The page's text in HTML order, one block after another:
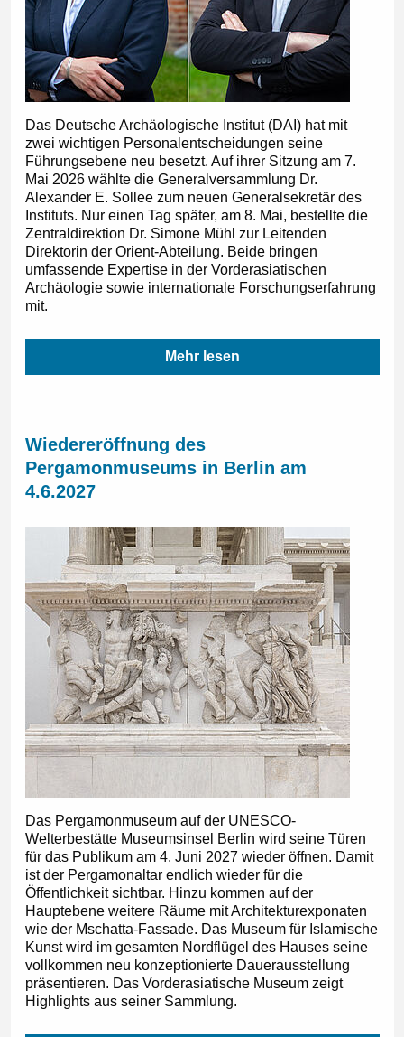
Das Deutsche Archäologische Institut (DAI) hat mit
zwei wichtigen Personalentscheidungen seine
Führungsebene neu besetzt. Auf ihrer Sitzung am 7.
Mai 2026 wählte die Generalversammlung Dr.
Alexander E. Sollee zum neuen Generalsekretär des
Instituts. Nur einen Tag später, am 8. Mai, bestellte die
Zentraldirektion Dr. Simone Mühl zur Leitenden
Direktorin der Orient-Abteilung. Beide bringen
umfassende Expertise in der Vorderasiatischen
Archäologie sowie internationale Forschungserfahrung
mit.
Mehr lesen
Wiedereröffnung des
Pergamonmuseums in Berlin am
4.6.2027
Das Pergamonmuseum auf der UNESCO-
Welterbestätte Museumsinsel Berlin wird seine Türen
für das Publikum am 4. Juni 2027 wieder öffnen. Damit
ist der Pergamonaltar endlich wieder für die
Öffentlichkeit sichtbar. Hinzu kommen auf der
Hauptebene weitere Räume mit Architekturexponaten
wie der Mschatta-Fassade. Das Museum für Islamische
Kunst wird im gesamten Nordflügel des Hauses seine
vollkommen neu konzeptionierte Dauerausstellung
präsentieren. Das Vorderasiatische Museum zeigt
Highlights aus seiner Sammlung.